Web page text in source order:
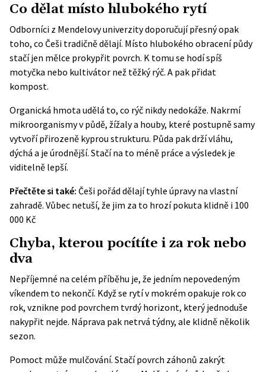
Co dělat místo hlubokého rytí
Odborníci z Mendelovy univerzity doporučují přesný opak
toho, co Češi tradičně dělají. Místo hlubokého obracení půdy
stačí jen mělce prokypřit povrch. K tomu se hodí spíš
motyčka nebo kultivátor než těžký rýč. A pak přidat
kompost.
Organická hmota udělá to, co rýč nikdy nedokáže. Nakrmí
mikroorganismy v půdě, žížaly a houby, které postupně samy
vytvoří přirozeně kyprou strukturu. Půda pak drží vláhu,
dýchá a je úrodnější. Stačí na to méně práce a výsledek je
viditelně lepší.
Přečtěte si také: Češi pořád dělají tyhle úpravy na vlastní
zahradě. Vůbec netuší, že jim za to hrozí pokuta klidně i 100
000 Kč
Chyba, kterou pocítíte i za rok nebo
dva
Nepříjemné na celém příběhu je, že jedním nepovedeným
víkendem to nekončí. Když se rytí v mokrém opakuje rok co
rok, vznikne pod povrchem tvrdý horizont, který jednoduše
nakypřit nejde. Náprava pak netrvá týdny, ale klidně několik
sezon.
Pomoct může mulčování. Stačí povrch záhonů zakrýt